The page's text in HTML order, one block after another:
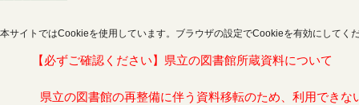
本サイトではCookieを使用しています。ブラウザの設定でCookieを有効にしてく
【必ずご確認ください】県立の図書館所蔵資料について
県立の図書館の再整備に伴う資料移転のため、利用できな